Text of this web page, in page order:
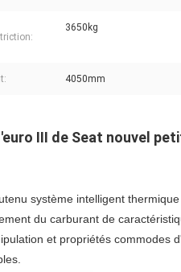
3650kg
4050mm
III de Seat nouvel
système intelligent
du carburant de
et propriétés commodes